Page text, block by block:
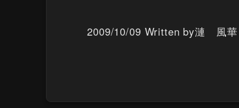
2009/10/09 Written by漣 風華